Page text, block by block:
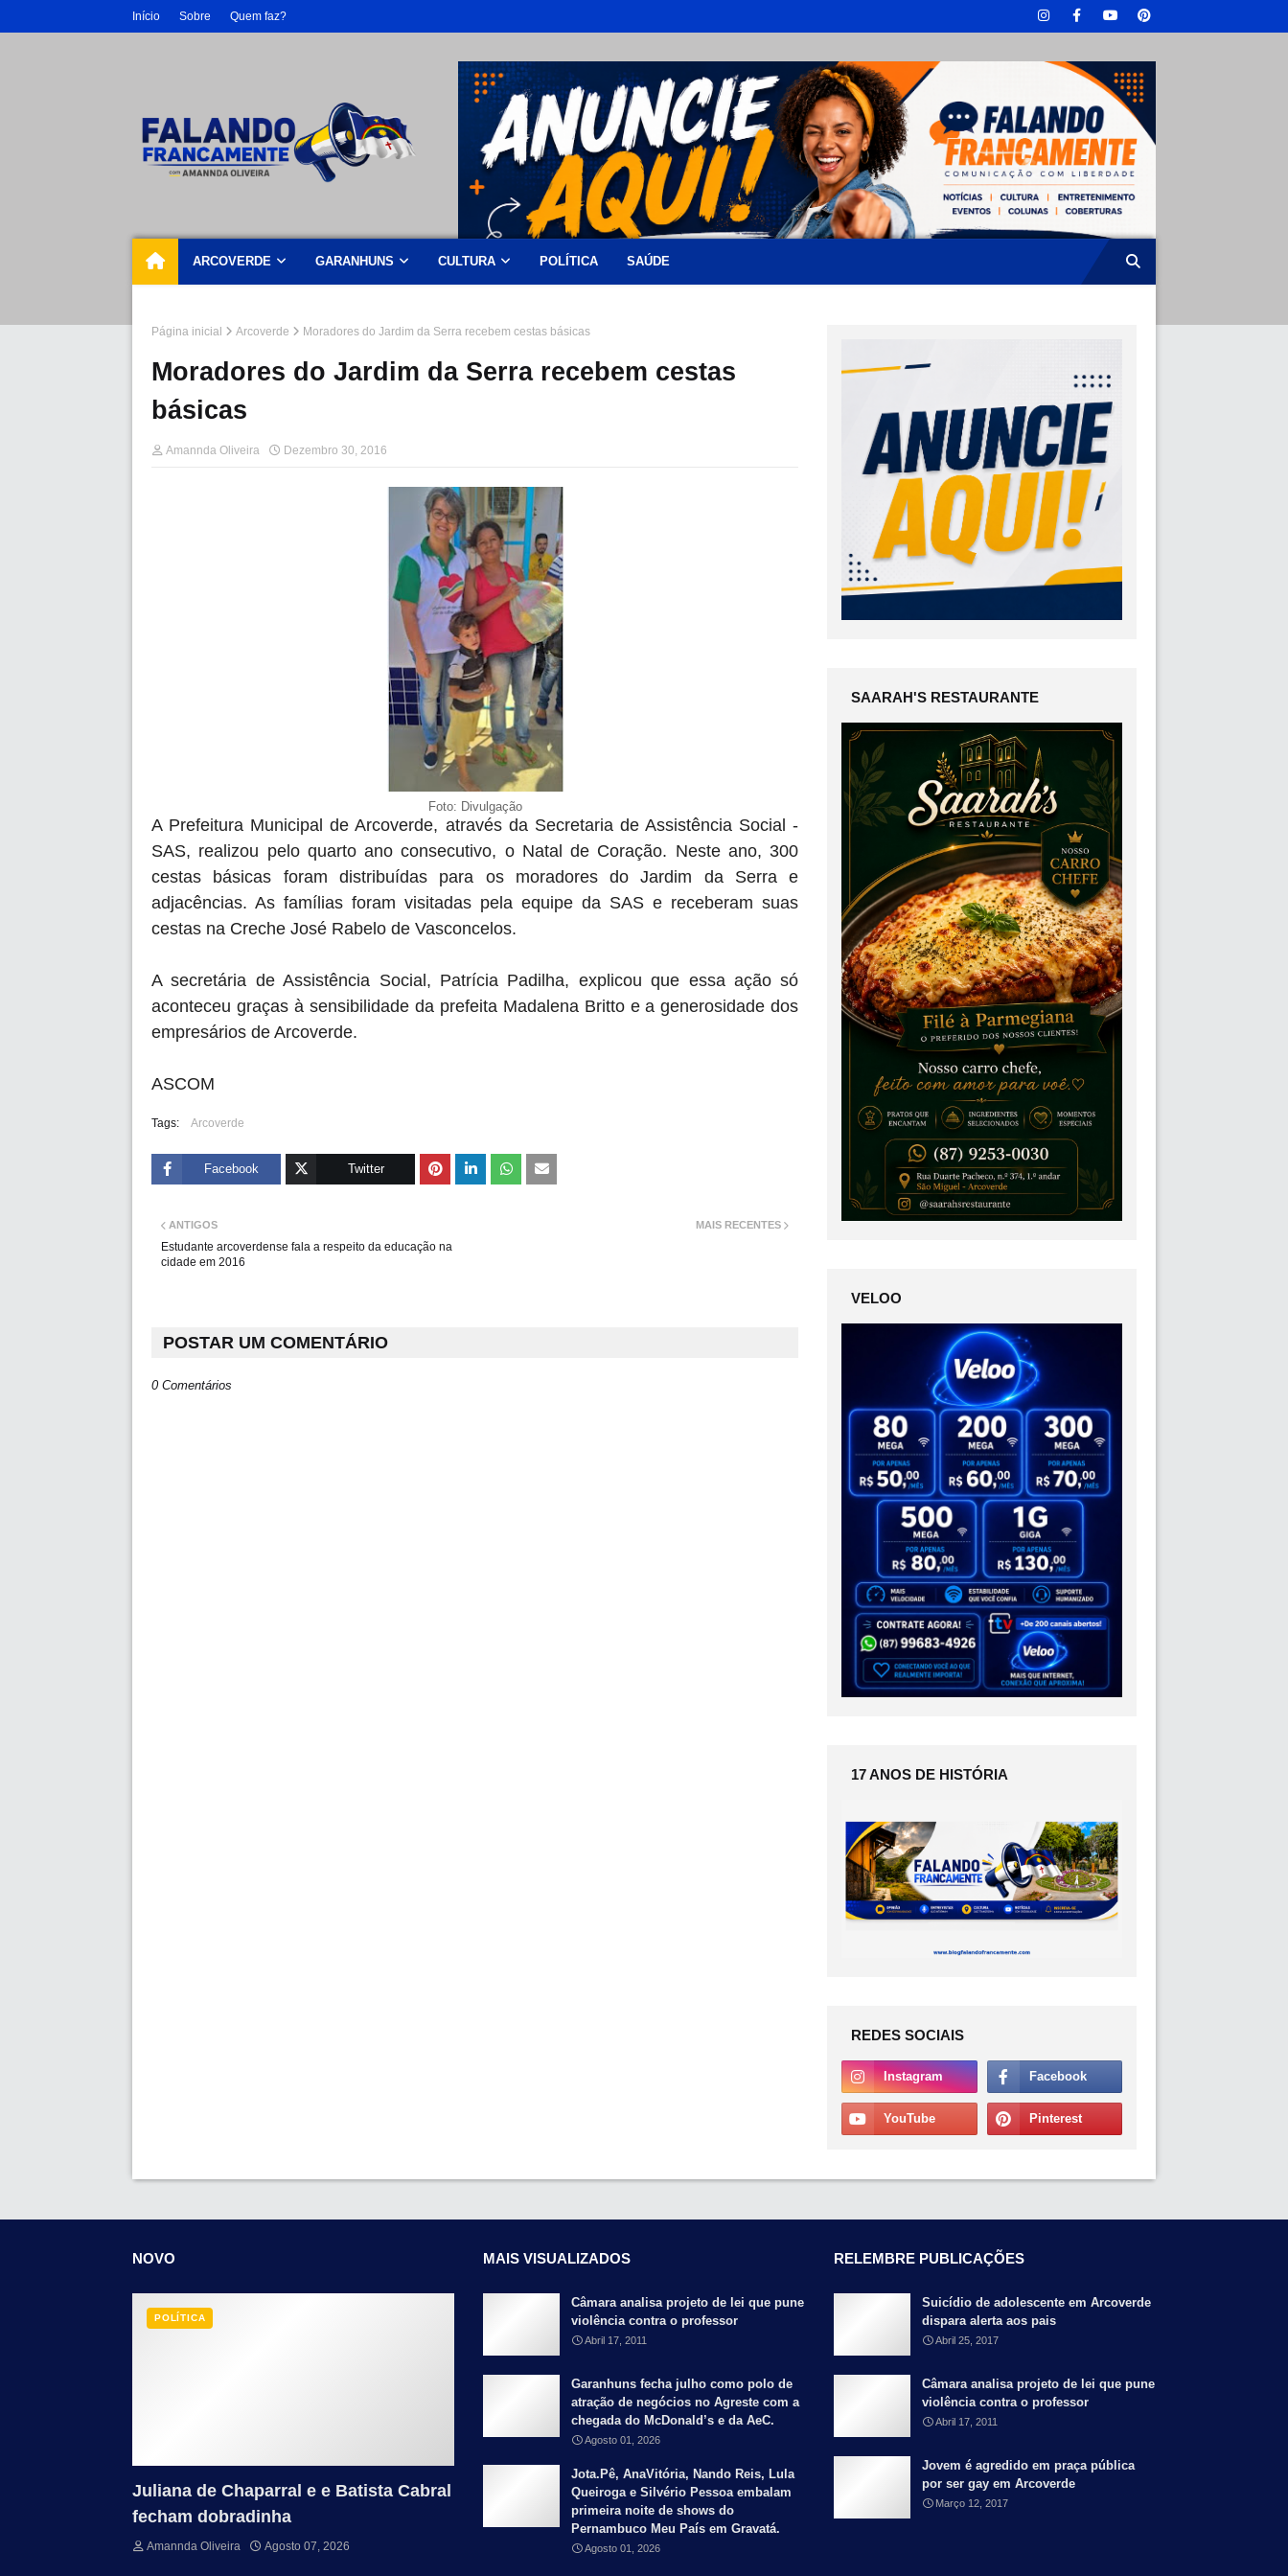
Início Sobre Quem faz?
ARCOVERDE GARANHUNS CULTURA POLÍTICA SAÚDE
Página inicial Arcoverde Moradores do Jardim da Serra recebem cestas básicas
Moradores do Jardim da Serra recebem cestas
básicas
Amannda Oliveira Dezembro 30, 2016
Foto: Divulgação
A Prefeitura Municipal de Arcoverde, através da Secretaria de Assistência Social -
SAS, realizou pelo quarto ano consecutivo, o Natal de Coração. Neste ano, 300
cestas básicas foram distribuídas para os moradores do Jardim da Serra e
adjacências. As famílias foram visitadas pela equipe da SAS e receberam suas
cestas na Creche José Rabelo de Vasconcelos.
A secretária de Assistência Social, Patrícia Padilha, explicou que essa ação só
aconteceu graças à sensibilidade da prefeita Madalena Britto e a generosidade dos
empresários de Arcoverde.
ASCOM
Tags: Arcoverde
Facebook Twitter
MAIS RECENTES
ANTIGOS
Estudante arcoverdense fala a respeito da educação na
cidade em 2016
POSTAR UM COMENTÁRIO
0 Comentários
SAARAH'S RESTAURANTE
VELOO
17 ANOS DE HISTÓRIA
REDES SOCIAIS
NOVO
POLÍTICA
Juliana de Chaparral e e Batista Cabral
fecham dobradinha
Amannda Oliveira Agosto 07, 2026
MAIS VISUALIZADOS
Câmara analisa projeto de lei que pune
violência contra o professor
Abril 17, 2011
Garanhuns fecha julho como polo de
atração de negócios no Agreste com a
chegada do McDonald’s e da AeC.
Agosto 01, 2026
Jota.Pê, AnaVitória, Nando Reis, Lula
Queiroga e Silvério Pessoa embalam
primeira noite de shows do
Pernambuco Meu País em Gravatá.
Agosto 01, 2026
RELEMBRE PUBLICAÇÕES
Suicídio de adolescente em Arcoverde
dispara alerta aos pais
Abril 25, 2017
Câmara analisa projeto de lei que pune
violência contra o professor
Abril 17, 2011
Jovem é agredido em praça pública
por ser gay em Arcoverde
Março 12, 2017